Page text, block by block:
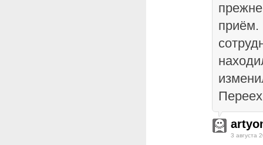
3 августа